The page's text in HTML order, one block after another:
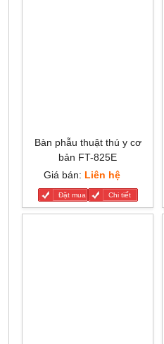
Bàn phẫu thuật thú y cơ
bản FT-825E
Giá bán: Liên hệ
Đặt mua Chi tiết